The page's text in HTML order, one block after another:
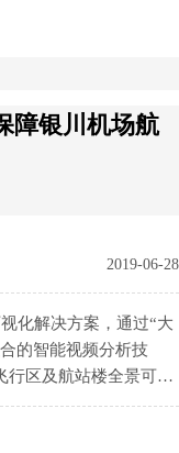
障银川机场航
2019-06-28
化解决方案，通过“大
的智能视频分析技
行区及航站楼全景可视
展示等功能。